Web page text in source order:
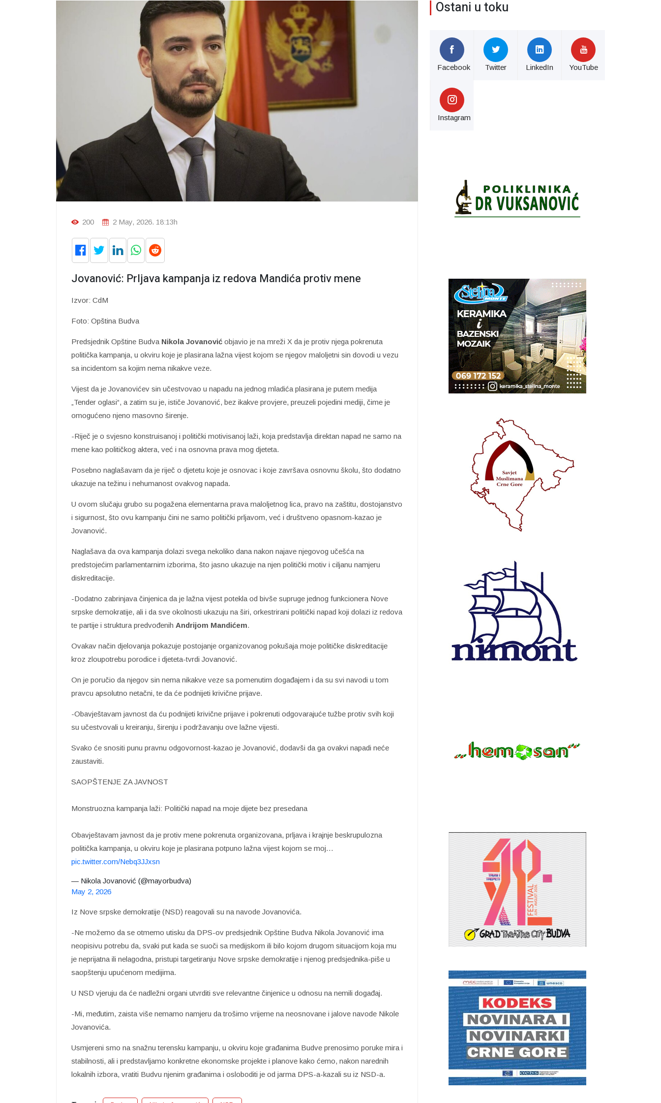
200 2 May, 2026. 18:13h
Jovanović: Prljava kampanja iz redova Mandića protiv mene
Izvor: CdM
Foto: Opština Budva
Predsjednik Opštine Budva Nikola Jovanović objavio je na mreži X da je protiv njega pokrenuta
politička kampanja, u okviru koje je plasirana lažna vijest kojom se njegov maloljetni sin dovodi u vezu
sa incidentom sa kojim nema nikakve veze.
Vijest da je Jovanovićev sin učestvovao u napadu na jednog mladića plasirana je putem medija
„Tender oglasi“, a zatim su je, ističe Jovanović, bez ikakve provjere, preuzeli pojedini mediji, čime je
omogućeno njeno masovno širenje.
-Riječ je o svjesno konstruisanoj i politički motivisanoj laži, koja predstavlja direktan napad ne samo na
mene kao političkog aktera, već i na osnovna prava mog djeteta.
Posebno naglašavam da je riječ o djetetu koje je osnovac i koje završava osnovnu školu, što dodatno
ukazuje na težinu i nehumanost ovakvog napada.
U ovom slučaju grubo su pogažena elementarna prava maloljetnog lica, pravo na zaštitu, dostojanstvo
i sigurnost, što ovu kampanju čini ne samo politički prljavom, već i društveno opasnom-kazao je
Jovanović.
Naglašava da ova kampanja dolazi svega nekoliko dana nakon najave njegovog učešća na
predstojećim parlamentarnim izborima, što jasno ukazuje na njen politički motiv i ciljanu namjeru
diskreditacije.
-Dodatno zabrinjava činjenica da je lažna vijest potekla od bivše supruge jednog funkcionera Nove
srpske demokratije, ali i da sve okolnosti ukazuju na širi, orkestrirani politički napad koji dolazi iz redova
te partije i struktura predvođenih Andrijom Mandićem.
Ovakav način djelovanja pokazuje postojanje organizovanog pokušaja moje političke diskreditacije
kroz zloupotrebu porodice i djeteta-tvrdi Jovanović.
On je poručio da njegov sin nema nikakve veze sa pomenutim događajem i da su svi navodi u tom
pravcu apsolutno netačni, te da će podnijeti krivične prijave.
-Obavještavam javnost da ću podnijeti krivične prijave i pokrenuti odgovarajuće tužbe protiv svih koji
su učestvovali u kreiranju, širenju i podržavanju ove lažne vijesti.
Svako će snositi punu pravnu odgovornost-kazao je Jovanović, dodavši da ga ovakvi napadi neće
zaustaviti.
SAOPŠTENJE ZA JAVNOST
Monstruozna kampanja laži: Politički napad na moje dijete bez presedana
Obavještavam javnost da je protiv mene pokrenuta organizovana, prljava i krajnje beskrupulozna
politička kampanja, u okviru koje je plasirana potpuno lažna vijest kojom se moj…
pic.twitter.com/Nebq3JJxsn
— Nikola Jovanović (@mayorbudva)
May 2, 2026
Iz Nove srpske demokratije (NSD) reagovali su na navode Jovanovića.
-Ne možemo da se otmemo utisku da DPS-ov predsjednik Opštine Budva Nikola Jovanović ima
neopisivu potrebu da, svaki put kada se suoči sa medijskom ili bilo kojom drugom situacijom koja mu
je neprijatna ili nelagodna, pristupi targetiranju Nove srpske demokratije i njenog predsjednika-piše u
saopštenju upućenom medijima.
U NSD vjeruju da će nadležni organi utvrditi sve relevantne činjenice u odnosu na nemili događaj.
-Mi, međutim, zaista više nemamo namjeru da trošimo vrijeme na neosnovane i jalove navode Nikole
Jovanovića.
Usmjereni smo na snažnu terensku kampanju, u okviru koje građanima Budve prenosimo poruke mira i
stabilnosti, ali i predstavljamo konkretne ekonomske projekte i planove kako ćemo, nakon narednih
lokalnih izbora, vratiti Budvu njenim građanima i osloboditi je od jarma DPS-a-kazali su iz NSD-a.
Ostani u toku
Facebook Twitter LinkedIn YouTube
Instagram